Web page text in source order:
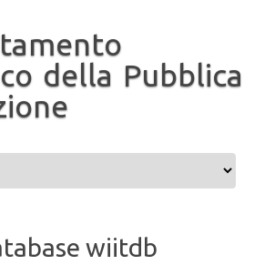
della Pubblica
wiitdb